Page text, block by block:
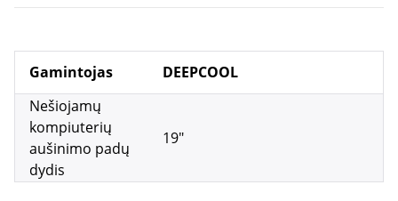
Gamintojas
DEEPCOOL
Nešiojamų
kompiuterių
aušinimo padų
dydis
19"